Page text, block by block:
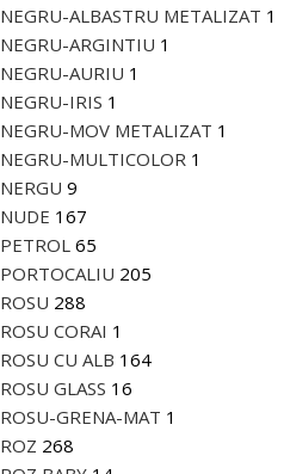
NEGRU-ALBASTRU METALIZAT 1
NEGRU-ARGINTIU 1
NEGRU-AURIU 1
NEGRU-IRIS 1
NEGRU-MOV METALIZAT 1
NEGRU-MULTICOLOR 1
NERGU 9
NUDE 167
PETROL 65
PORTOCALIU 205
ROSU 288
ROSU CORAI 1
ROSU CU ALB 164
ROSU GLASS 16
ROSU-GRENA-MAT 1
ROZ 268